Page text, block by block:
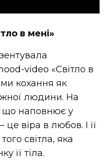
в мені»
video «Світло в
кохання як
людини. На
що наповнює у
віра в любов. І її
світла, яка
її тіла.